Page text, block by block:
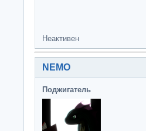
Неактивен
NEMO
Поджигатель